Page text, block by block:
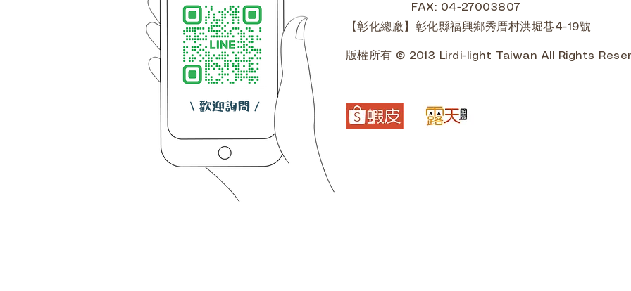
FAX: 04-27003807
【彰化總廠】彰化縣福興鄉秀厝村洪堀巷4-19號
版權所有 © 2013 Lirdi-light Taiwan All Rights